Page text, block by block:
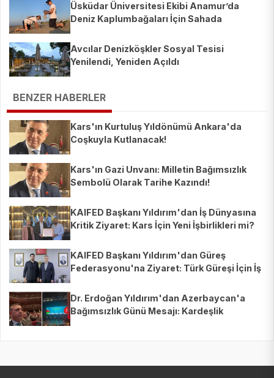
Üsküdar Üniversitesi Ekibi Anamur’da
Deniz Kaplumbağaları İçin Sahada
Avcılar Denizköşkler Sosyal Tesisi
Yenilendi, Yeniden Açıldı
BENZER HABERLER
Kars'ın Kurtuluş Yıldönümü Ankara'da
Coşkuyla Kutlanacak!
Kars'ın Gazi Unvanı: Milletin Bağımsızlık
Sembolü Olarak Tarihe Kazındı!
KAIFED Başkanı Yıldırım'dan İş Dünyasına
Kritik Ziyaret: Kars İçin Yeni İşbirlikleri mi?
KAIFED Başkanı Yıldırım'dan Güreş
Federasyonu'na Ziyaret: Türk Güreşi İçin İş
Dr. Erdoğan Yıldırım'dan Azerbaycan'a
Bağımsızlık Günü Mesajı: Kardeşlik